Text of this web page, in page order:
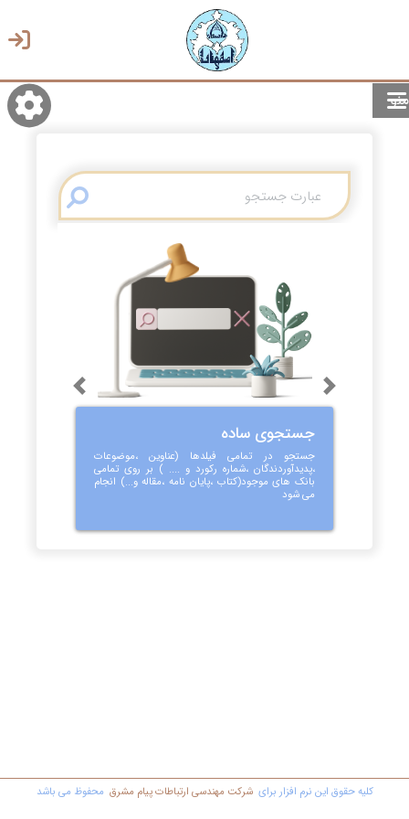
منو
انتخاب زبان
جستجوی ساده
جستجو در تمامی فیلدها (عناوین ،موضوعات
،پدیدآوردندگان ،شماره رکورد و .... ) بر روی تمامی
بانک های موجود(کتاب ،پایان نامه ،مقاله و...) انجام
می شود
Previous Next
کليه حقوق اين نرم افزار برای شرکت مهندسي ارتباطات پیام مشرق محفوظ مي باشد